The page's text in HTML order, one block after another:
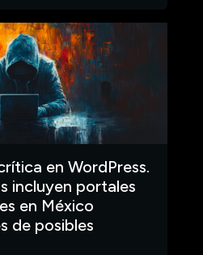
en WordPress.
incluyen portales
en México
de posibles